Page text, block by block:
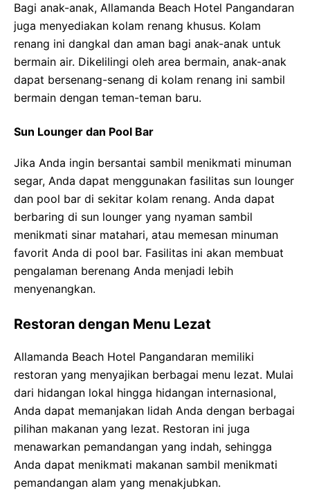
Bagi anak-anak, Allamanda Beach Hotel Pangandaran
juga menyediakan kolam renang khusus. Kolam
renang ini dangkal dan aman bagi anak-anak untuk
bermain air. Dikelilingi oleh area bermain, anak-anak
dapat bersenang-senang di kolam renang ini sambil
bermain dengan teman-teman baru.
Sun Lounger dan Pool Bar
Jika Anda ingin bersantai sambil menikmati minuman
segar, Anda dapat menggunakan fasilitas sun lounger
dan pool bar di sekitar kolam renang. Anda dapat
berbaring di sun lounger yang nyaman sambil
menikmati sinar matahari, atau memesan minuman
favorit Anda di pool bar. Fasilitas ini akan membuat
pengalaman berenang Anda menjadi lebih
menyenangkan.
Restoran dengan Menu Lezat
Allamanda Beach Hotel Pangandaran memiliki
restoran yang menyajikan berbagai menu lezat. Mulai
dari hidangan lokal hingga hidangan internasional,
Anda dapat memanjakan lidah Anda dengan berbagai
pilihan makanan yang lezat. Restoran ini juga
menawarkan pemandangan yang indah, sehingga
Anda dapat menikmati makanan sambil menikmati
pemandangan alam yang menakjubkan.